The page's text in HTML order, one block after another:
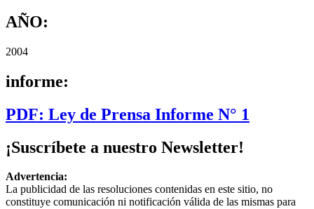
AÑO:
2004
informe:
PDF: Ley de Prensa Informe N° 1
¡Suscríbete a nuestro Newsletter!
Advertencia:
La publicidad de las resoluciones contenidas en este sitio, no
constituye comunicación ni notificación válida de las mismas para